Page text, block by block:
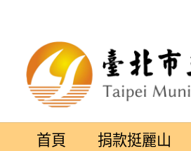
首頁 捐款挺麗山